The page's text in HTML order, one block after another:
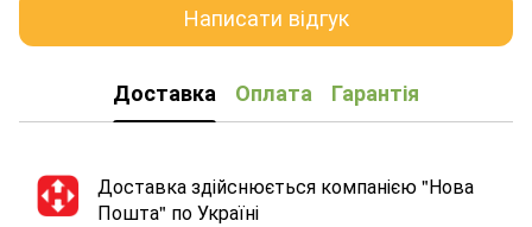
Написати відгук
Доставка Оплата Гарантія
Доставка здійснюється компанією "Нова
Пошта" по Україні